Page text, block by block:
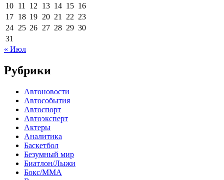
10 11 12 13 14 15 16
17 18 19 20 21 22 23
24 25 26 27 28 29 30
31
« Июл
Рубрики
Автоновости
Автособытия
Автоспорт
Автоэксперт
Актеры
Аналитика
Баскетбол
Безумный мир
Биатлон/Лыжи
Бокс/MMA